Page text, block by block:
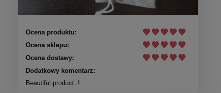
Ocena produktu:
Ocena sklepu:
Ocena dostawy:
Dodatkowy komentarz:
Beautiful product..!